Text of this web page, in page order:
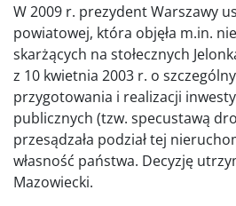
W 2009 r. prezydent Warszawy
powiatowej, która objęła m.in.
skarżących na stołecznych
z 10 kwietnia 2003 r. o
przygotowania i realizacji
publicznych (tzw. specustawą
przesądzała podział tej
własność państwa. Decyzję
Mazowiecki.